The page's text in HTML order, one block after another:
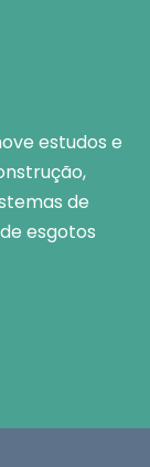
estudos e
de
esgotos